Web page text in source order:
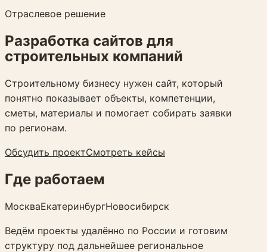
Отраслевое решение
Разработка сайтов для
строительных компаний
Строительному бизнесу нужен сайт, который
понятно показывает объекты, компетенции,
сметы, материалы и помогает собирать заявки
по регионам.
Обсудить проектСмотреть кейсы
Где работаем
МоскваЕкатеринбургНовосибирск
Ведём проекты удалённо по России и готовим
структуру под дальнейшее региональное